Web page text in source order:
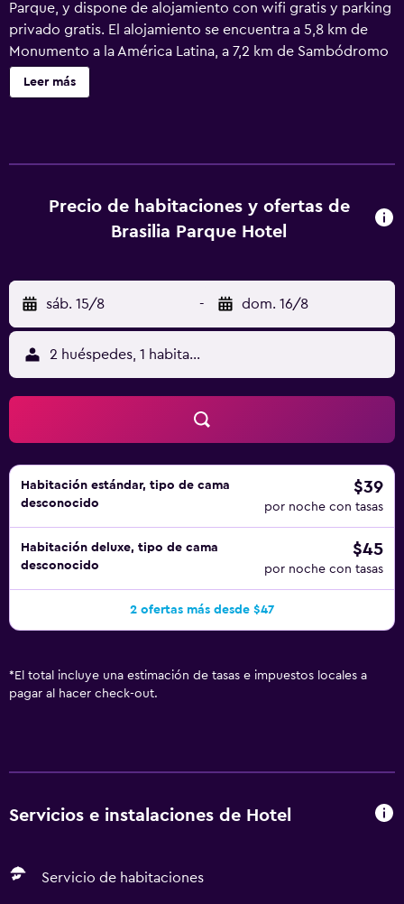
Parque, y dispone de alojamiento con wifi gratis y parking
privado gratis. El alojamiento se encuentra a 5,8 km de
Monumento a la América Latina, a 7,2 km de Sambódromo
de Anhembi y a 7,3 km de Teatro Porto Seguro. El
alojamiento ofrece servicio de habitaciones y recepción
Leer más
Precio de habitaciones y ofertas de
Brasilia Parque Hotel
sáb. 15/8 - dom. 16/8
2 huéspedes, 1 habitación
Habitación estándar, tipo de cama
desconocido
$39
por noche con tasas
Habitación deluxe, tipo de cama
desconocido
$45
por noche con tasas
2 ofertas más desde $47
* El total incluye una estimación de tasas e impuestos locales a
pagar al hacer check-out.
Servicios e instalaciones de Hotel
Servicio de habitaciones